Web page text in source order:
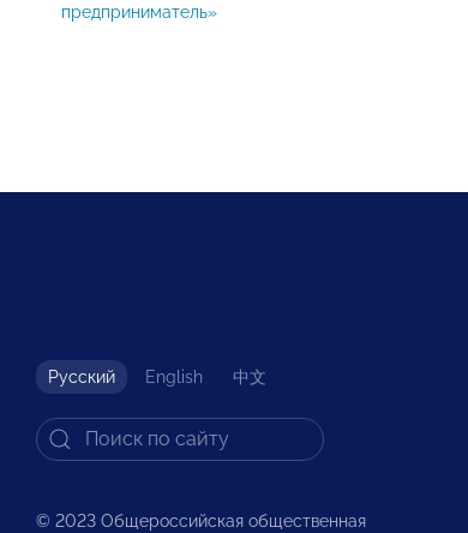
предприниматель»
Русский English 中文
© 2023 Общероссийская общественная